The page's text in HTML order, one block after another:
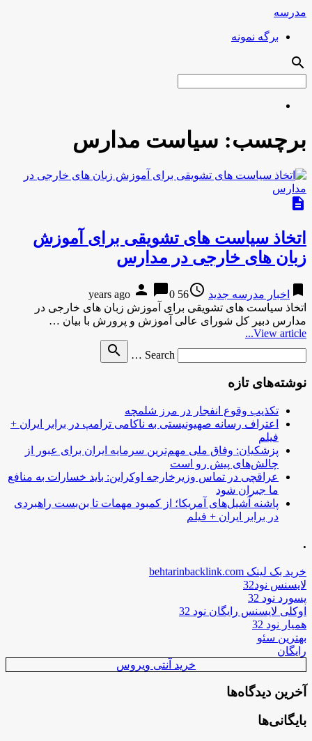
مدرسه
برگه نمونه
search
برچسب: سیاست مدارس
description
اتخاذ سیاست های تشویقی برای آموزش
زبان های خارجی در مدارس
bookmark اخبار مدرسه جدید access_time
56 years ago
person chat_bubble0
اتخاذ سیاست های تشویقی برای آموزش زبان های خارجی در
مدارس دبیر کل شورای عالی آموزش و پرورش با بیان …
View article...
Search …
search
نوشته‌های تازه
تکذیب وقوع انفجار در مرز شلمچه
اعتراف رسانه صهیونیستی به ناکامی ترامپ در برابر ایران +
فیلم
پزشکیان: وفاق ملی مهم‌ترین سرمایه ایران برای عبور از
چالش‌های پیش رو است
عراقچی در تماس وزیرخارجه اوکراین: باید خسارات به منافع
ما جبران شود
پاشنه آشیل‌های آمریکا؛ از کمبود مهمات تا بن‌بست راهبردی
در برابر ایران + فیلم
.
خرید بک لینک behtarinbacklink.com
لایسنس نود32
پسورد نود 32
اوکلی لایسنس رایگان نود 32
همیار نود 32
بهترین سئو
رایگان
خرید آنتی ویروس
آخرین دیدگاه‌ها
بایگانی‌ها